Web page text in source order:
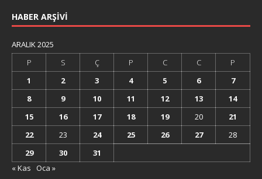
HABER ARŞIVI
ARALIK 2025
P
S Ç P C C
P
1
2 3 4 5 6
7
8
9 10 11 12 13
14
15
16 17 18 19 20
21
22
23 24 25 26 27
28
29
30
31
« Kas
Oca »